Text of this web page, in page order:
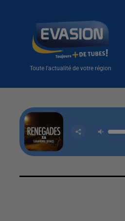
Toute l'actualité de votre région